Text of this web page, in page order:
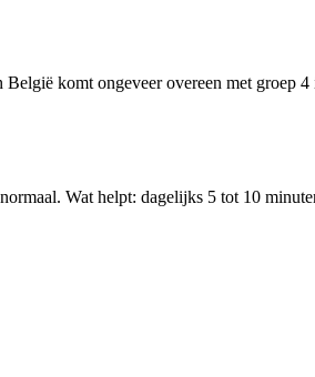
komt ongeveer overeen met
Wat helpt: dagelijks 5 tot 10